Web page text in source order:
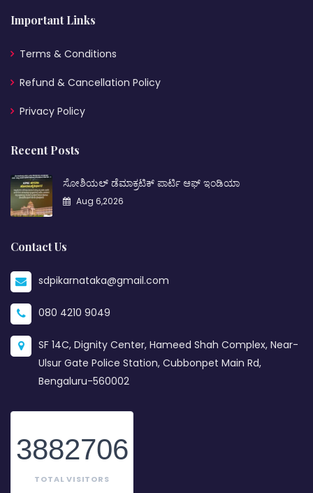
Important Links
Terms & Conditions
Refund & Cancellation Policy
Privacy Policy
Recent Posts
ಸೋಶಿಯಲ್ ಡೆಮಾಕ್ರಟಿಕ್ ಪಾರ್ಟಿ ಆಫ್ ಇಂಡಿಯಾ
Aug 6,2026
Contact Us
sdpikarnataka@gmail.com
080 4210 9049
SF 14C, Dignity Center, Hameed Shah Complex, Near-
Ulsur Gate Police Station, Cubbonpet Main Rd,
Bengaluru-560002
3882706
TOTAL VISITORS